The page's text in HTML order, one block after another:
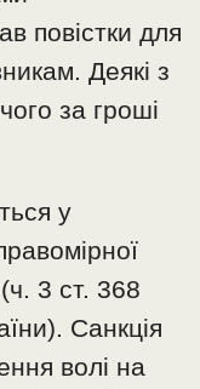
повістки для
Деякі з
за гроші
у
3 ст. 368
Санкція
волі на